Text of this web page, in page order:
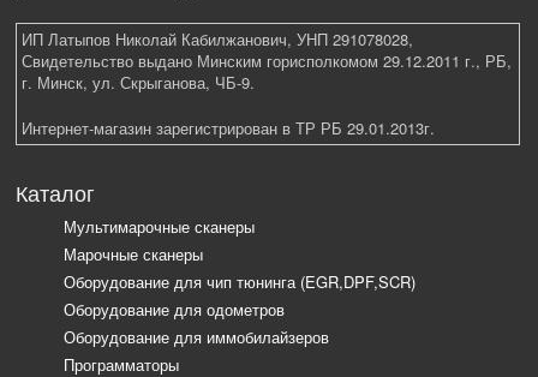
ИП Латыпов Николай Кабилжанович, УНП 291078028,
Свидетельство выдано Минским горисполкомом 29.12.2011 г., РБ,
г. Минск, ул. Скрыганова, ЧБ-9.
Интернет-магазин зарегистрирован в ТР РБ 29.01.2013г.
Каталог
Мультимарочные сканеры
Марочные сканеры
Оборудование для чип тюнинга (EGR,DPF,SCR)
Оборудование для одометров
Оборудование для иммобилайзеров
Программаторы